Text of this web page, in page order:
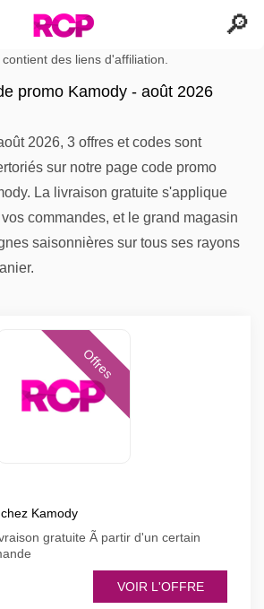
des liens d'affiliation.
promo Kamody - août 2026
2026, 3 offres et codes sont
sur notre page code promo
La livraison gratuite s'applique
commandes, et le grand magasin
saisonnières sur tous ses rayons
Offres
Kamody
gratuite Ã partir d'un certain
VOIR L'OFFRE